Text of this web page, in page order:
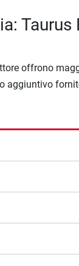
offrono
aggiuntivo